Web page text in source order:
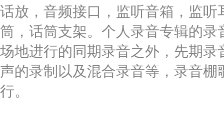
话放，音频接口，监听音箱，监
筒，话筒支架。个人录音专辑的
场地进行的同期录音之外，先期
声的录制以及混合录音等，录音
行。